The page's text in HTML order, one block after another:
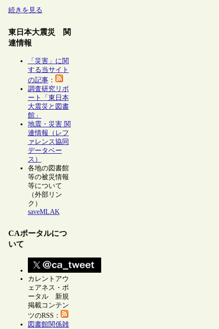
続きを見る
東日本大震災 関
連情報
「災害」に関
する当サイト
の記事：
調査研究リポ
ート「東日本
大震災と図書
館」
地震・災害 関
連情報（レフ
ァレンス協同
データベー
ス）
各地の図書館
等の被災情報
等について
（外部リン
ク）
saveMLAK
CAポータルにつ
いて
カレントアウ
ェアネス・ポ
ータル 新規
掲載コンテン
ツのRSS：
図書館関係雑